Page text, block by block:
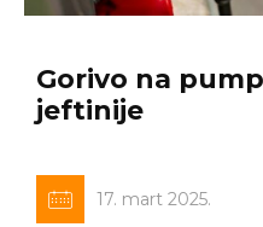
Gorivo na
jeftinije
17. mart 2025.